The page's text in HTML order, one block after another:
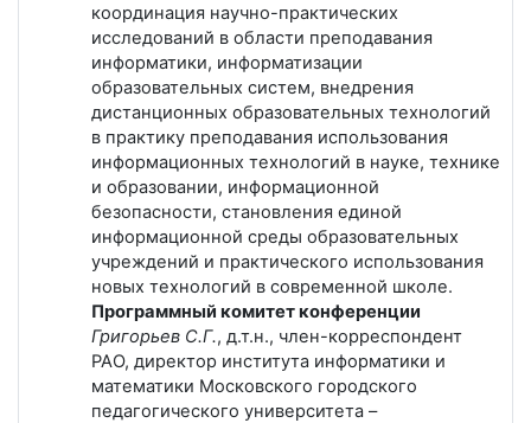
координация научно-практических
исследований в области преподавания
информатики, информатизации
образовательных систем, внедрения
дистанционных образовательных технологий
в практику преподавания использования
информационных технологий в науке, технике
и образовании, информационной
безопасности, становления единой
информационной среды образовательных
учреждений и практического использования
новых технологий в современной школе.
Программный комитет конференции
Григорьев С.Г., д.т.н., член-корреспондент
РАО, директор института информатики и
математики Московского городского
педагогического университета –